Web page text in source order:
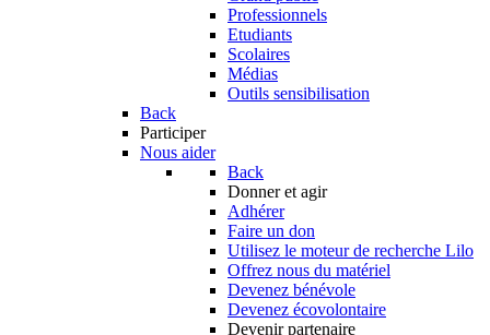
Professionnels
Etudiants
Scolaires
Médias
Outils sensibilisation
Back
Participer
Nous aider
Back
Donner et agir
Adhérer
Faire un don
Utilisez le moteur de recherche Lilo
Offrez nous du matériel
Devenez bénévole
Devenez écovolontaire
Devenir partenaire